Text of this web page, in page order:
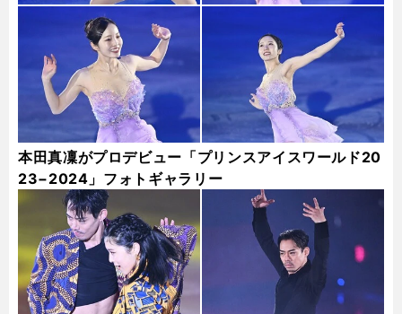
本田真凜がプロデビュー「プリンスアイスワールド20
23−2024」フォトギャラリー